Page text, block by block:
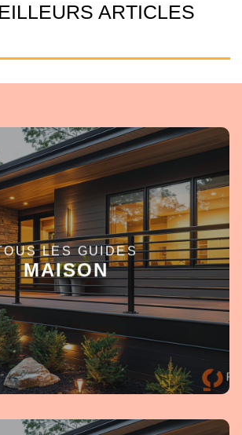
ARTICLES
LES GUIDES
MAISON
EN SAVOIR +